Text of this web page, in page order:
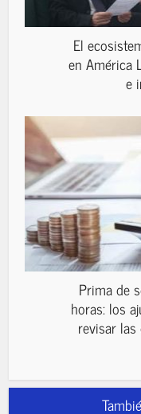
El
en América
e
Prima de
horas: los
revisar